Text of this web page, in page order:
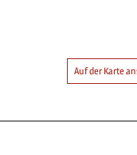
Auf der Karte